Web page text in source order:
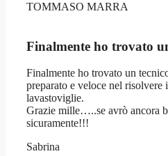
TOMMASO MARRA
Finalmente ho trovato
Finalmente ho trovato un
preparato e veloce nel
lavastoviglie.
Grazie mille…..se avrò ancora
sicuramente!!!
Sabrina